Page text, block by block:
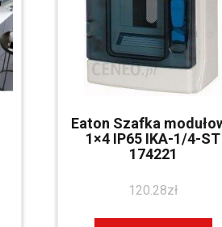
Eaton Szafka
1×4 IP65 IKA-1/4-ST
174221
120.28zł